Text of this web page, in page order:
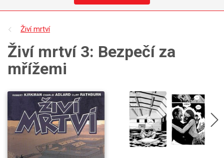
Živí mrtví
Živí mrtví 3: Bezpečí za
mřížemi